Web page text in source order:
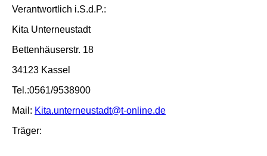
Verantwortlich i.S.d.P.:
Kita Unterneustadt
Bettenhäuserstr. 18
34123 Kassel
Tel.:0561/9538900
Mail: Kita.unterneustadt@t-online.de
Träger: